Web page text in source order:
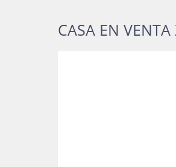
CASA EN